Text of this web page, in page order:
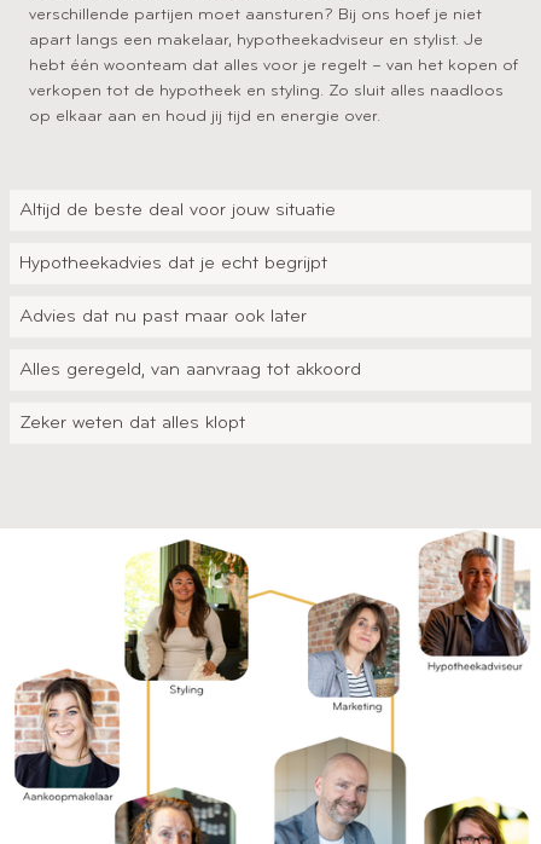
Altijd de beste deal voor jouw situatie
Hypotheekadvies dat je echt begrijpt
Advies dat nu past maar ook later
Alles geregeld, van aanvraag tot akkoord
Zeker weten dat alles klopt
verschillende partijen moet aansturen? Bij ons hoef je niet
apart langs een makelaar, hypotheekadviseur en stylist. Je
hebt één woonteam dat alles voor je regelt – van het kopen of
verkopen tot de hypotheek en styling. Zo sluit alles naadloos
op elkaar aan en houd jij tijd en energie over.